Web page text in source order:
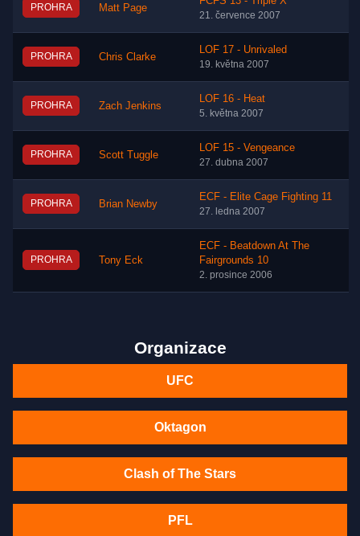
PROHRA Matt Page
21. července 2007
PROHRA Chris Clarke
LOF 17 - Unrivaled
19. května 2007
PROHRA Zach Jenkins
LOF 16 - Heat
5. května 2007
PROHRA Scott Tuggle
LOF 15 - Vengeance
27. dubna 2007
PROHRA Brian Newby
ECF - Elite Cage Fighting 11
27. ledna 2007
PROHRA Tony Eck
ECF - Beatdown At The
Fairgrounds 10
2. prosince 2006
Organizace
UFC
Oktagon
Clash of The Stars
PFL